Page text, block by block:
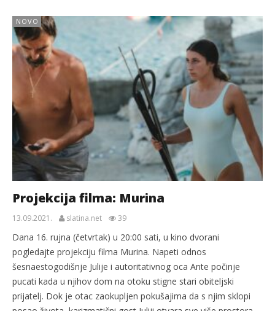
NOVO
Projekcija filma: Murina
13.09.2021. slatina.net 39
Dana 16. rujna (četvrtak) u 20:00 sati, u kino dvorani
pogledajte projekciju filma Murina. Napeti odnos
šesnaestogodišnje Julije i autoritativnog oca Ante počinje
pucati kada u njihov dom na otoku stigne stari obiteljski
prijatelj. Dok je otac zaokupljen pokušajima da s njim sklopi